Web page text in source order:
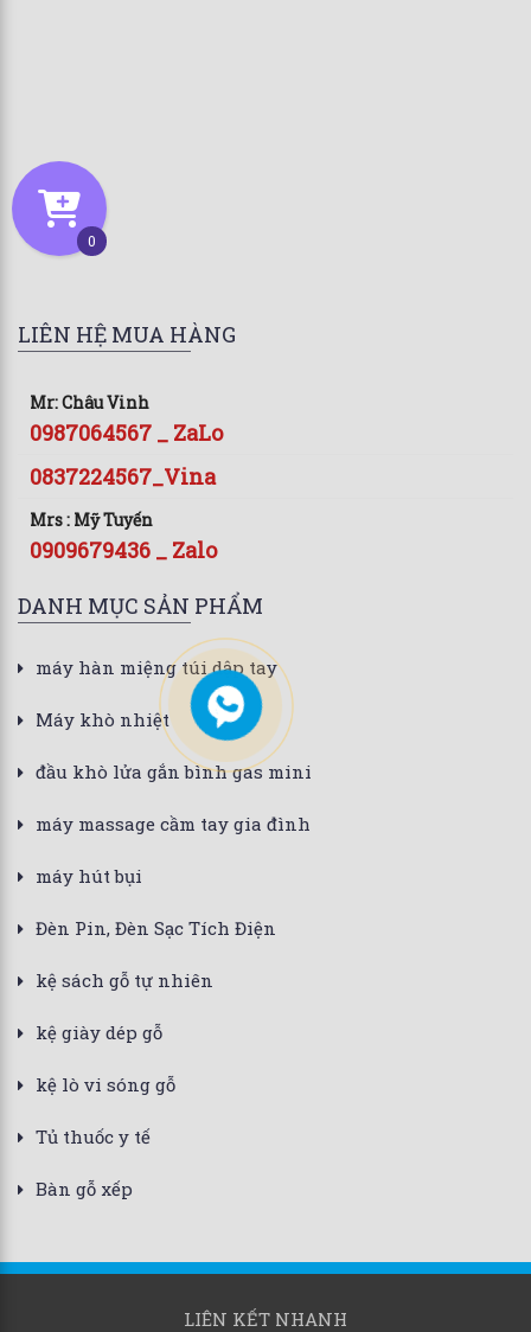
LIÊN HỆ MUA HÀNG
Mr: Châu Vinh
0987064567 _ ZaLo
0837224567_Vina
Mrs : Mỹ Tuyến
0909679436 _ Zalo
DANH MỤC SẢN PHẨM
máy hàn miệng túi dập tay
Máy khò nhiệt
đầu khò lửa gắn bình gas mini
máy massage cầm tay gia đình
máy hút bụi
Đèn Pin, Đèn Sạc Tích Điện
kệ sách gỗ tự nhiên
kệ giày dép gỗ
kệ lò vi sóng gỗ
Tủ thuốc y tế
Bàn gỗ xếp
LIÊN KẾT NHANH
0